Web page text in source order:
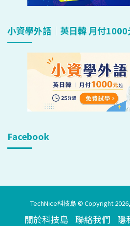
小資學外語｜英日韓 月付1000
Facebook
TechNice科技島 © Copyright
關於科技島 聯絡我們 隱